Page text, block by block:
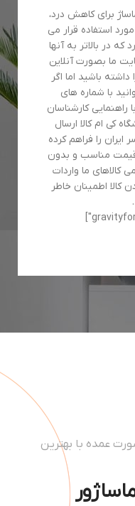
برای کاهش درد،
قرار می
بالاتر به آنها
بصورت آنلاین
باشید اما اگر
با شماره های
کارشناسان
ام کالا ارسال
را فراهم کرده
مناسب و بدون
ما واردات
اطمینان خاطر
با بهترین